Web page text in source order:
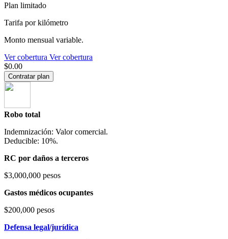
Plan limitado
Tarifa por kilómetro
Monto mensual variable.
Ver cobertura Ver cobertura
$0.00
Contratar plan
Robo total
Indemnización: Valor comercial.
Deducible: 10%.
RC por daños a terceros
$3,000,000 pesos
Gastos médicos ocupantes
$200,000 pesos
Defensa legal/jurídica